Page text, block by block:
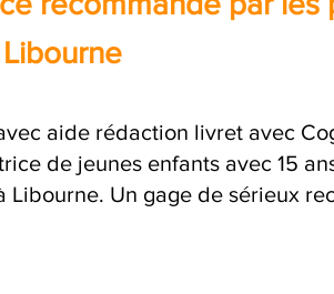
aide rédaction livret avec
de jeunes enfants avec 15
Un gage de sérieux